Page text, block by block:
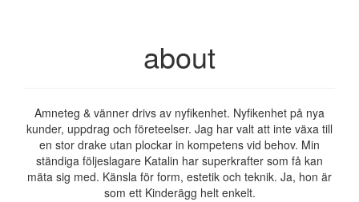
about
Amneteg & vänner drivs av nyfikenhet. Nyfikenhet på nya
kunder, uppdrag och företeelser. Jag har valt att inte växa till
en stor drake utan plockar in kompetens vid behov. Min
ständiga följeslagare Katalin har superkrafter som få kan
mäta sig med. Känsla för form, estetik och teknik. Ja, hon är
som ett Kinderägg helt enkelt.